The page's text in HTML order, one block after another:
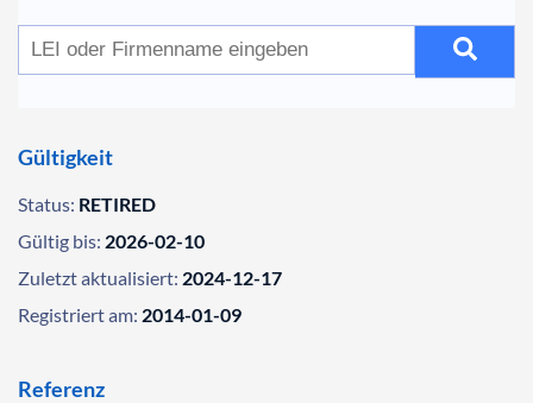
Gültigkeit
Status: RETIRED
Gültig bis: 2026-02-10
Zuletzt aktualisiert: 2024-12-17
Registriert am: 2014-01-09
Referenz